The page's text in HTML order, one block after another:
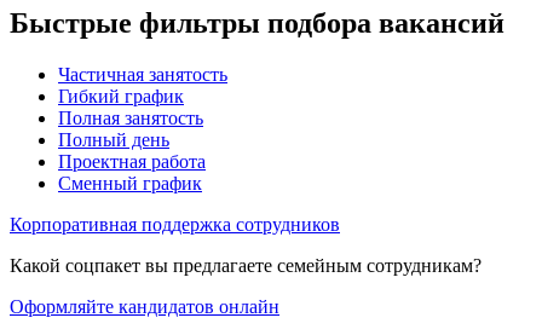
Быстрые фильтры подбора вакансий
Частичная занятость
Гибкий график
Полная занятость
Полный день
Проектная работа
Сменный график
Корпоративная поддержка сотрудников
Какой соцпакет вы предлагаете семейным сотрудникам?
Оформляйте кандидатов онлайн